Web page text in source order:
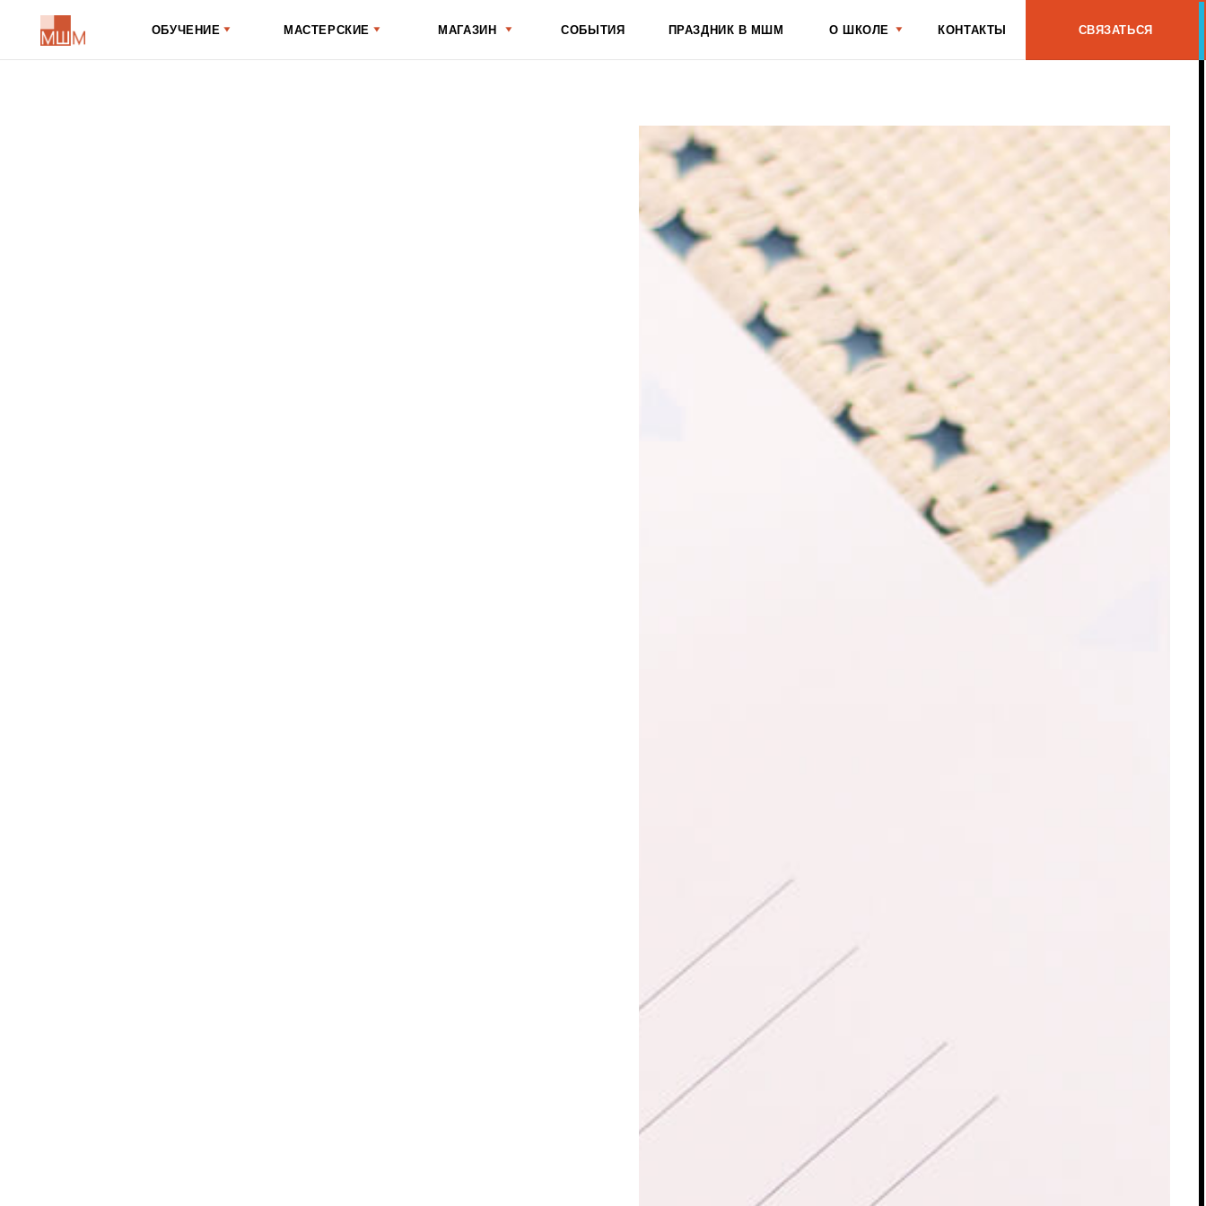
СВЯЗАТЬСЯ
КОНТАКТЫ
О ШКОЛЕ
СОБЫТИЯ ПРАЗДНИК В МШМ
МАГАЗИН
МАСТЕРСКИЕ
ОБУЧЕНИЕ